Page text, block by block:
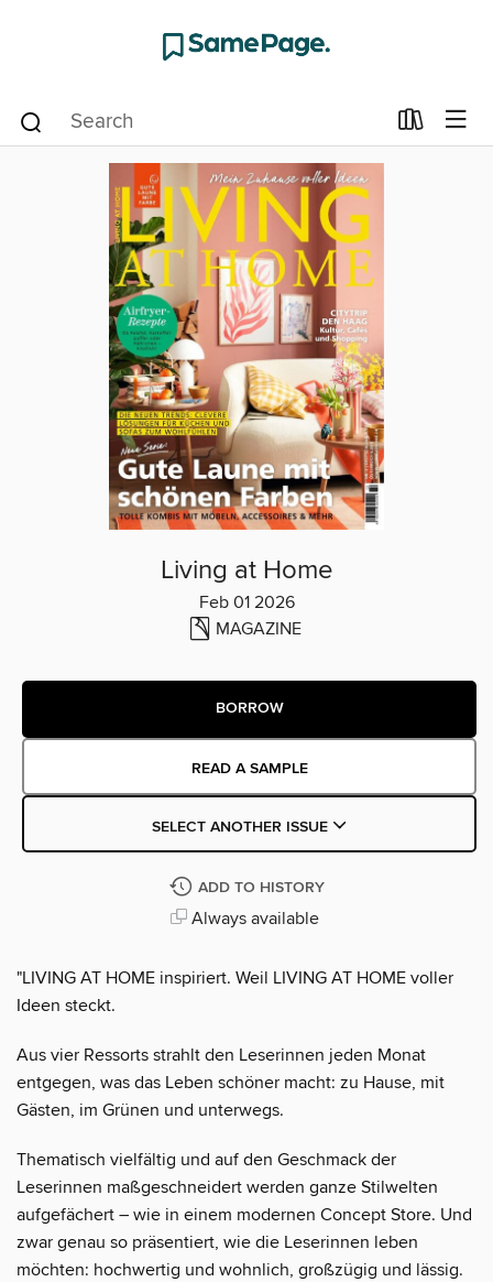
Living at Home
Feb 01 2026
MAGAZINE
BORROW
READ A SAMPLE
SELECT ANOTHER ISSUE
ADD TO HISTORY
Always available
"LIVING AT HOME inspiriert. Weil LIVING AT HOME voller
Ideen steckt.
Aus vier Ressorts strahlt den Leserinnen jeden Monat
entgegen, was das Leben schöner macht: zu Hause, mit
Gästen, im Grünen und unterwegs.
Thematisch vielfältig und auf den Geschmack der
Leserinnen maßgeschneidert werden ganze Stilwelten
aufgefächert – wie in einem modernen Concept Store. Und
zwar genau so präsentiert, wie die Leserinnen leben
möchten: hochwertig und wohnlich, großzügig und lässig.